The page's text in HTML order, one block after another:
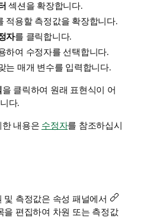
섹션을 확장합니다.
적용할 측정값을 확장합니다.
자를 클릭합니다.
하여 수정자를 선택합니다.
는 매개 변수를 입력합니다.
을 클릭하여 원래 표현식이 어
다.
내용은 수정자를 참조하십시
측정값은 속성 패널에서
을 편집하여 차원 또는 측정값